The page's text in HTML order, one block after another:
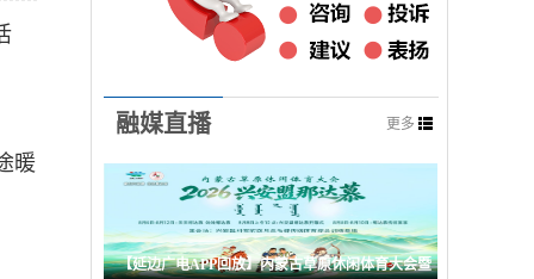
暖
融媒直播 更多
【延边广电APP回放】内蒙古草原休闲体育大会暨